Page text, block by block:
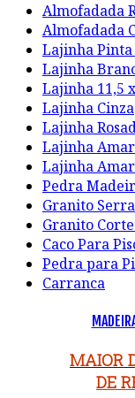
Almofadada
Almofadada
Lajinha Pinta
Lajinha
Lajinha 11,5
Lajinha Cinza
Lajinha
Lajinha
Lajinha
Pedra
Granito
Granito
Caco Para
Pedra para
Carranca
MAIOR
DE